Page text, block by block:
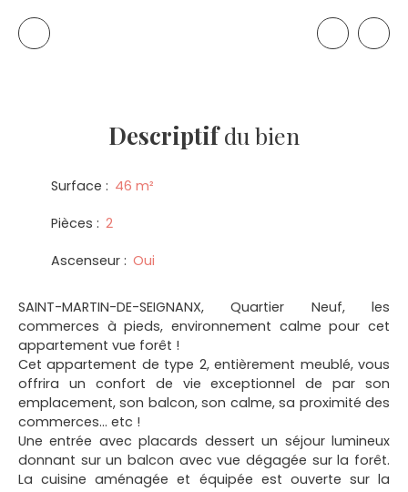
Descriptifdu bien
Surface : 46 m²
Pièces : 2
Ascenseur : Oui
SAINT-MARTIN-DE-SEIGNANX, Quartier Neuf, les
commerces à pieds, environnement calme pour cet
appartement vue forêt !
Cet appartement de type 2, entièrement meublé, vous
offrira un confort de vie exceptionnel de par son
emplacement, son balcon, son calme, sa proximité des
commerces... etc !
Une entrée avec placards dessert un séjour lumineux
donnant sur un balcon avec vue dégagée sur la forêt.
La cuisine aménagée et équipée est ouverte sur la